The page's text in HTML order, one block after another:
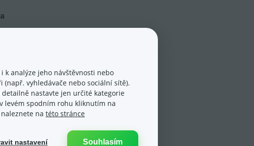
k analýze jeho návštěvnosti nebo
vyhledávače nebo sociální sítě).
nastavte jen určité kategorie
levém spodním rohu kliknutím na
na této stránce
Souhlasím
nastavení